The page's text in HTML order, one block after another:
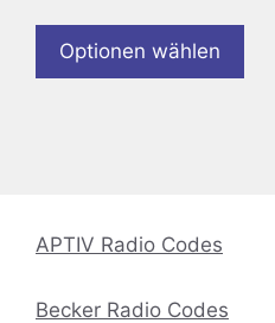
Optionen wählen
APTIV Radio Codes
Becker Radio Codes